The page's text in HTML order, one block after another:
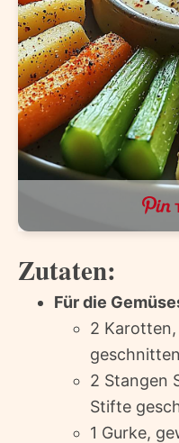
Zutaten:
Für die
2
geschnitten
2 Stangen
Stifte
1 Gurke,